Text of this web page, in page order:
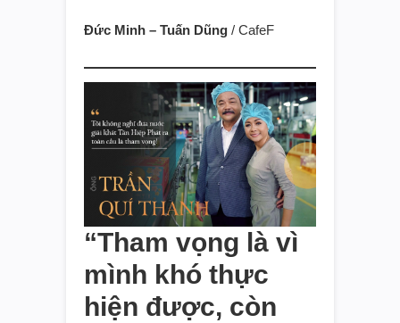
Đức Minh – Tuấn Dũng / CafeF
“Tham vọng là vì
mình khó thực
hiện được, còn